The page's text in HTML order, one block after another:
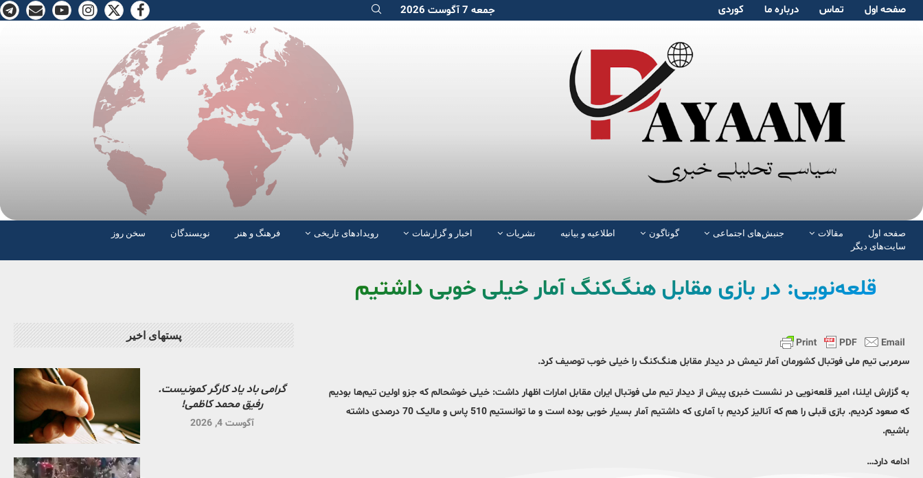
صفحە اول تماس دربارە ما کوردی جمعه 7 آگوست 2026
صفحە اول مقالات جنبش‌های اجتماعی گوناگون اطلاعیه و بیانیه نشریات اخبار و گزارشات رویدادهای تاریخی فرهنگ و هنر نویسندگان
سخن روز
سایت‌های دیگر
قلعه‌نویی: در بازی مقابل هنگ‌کنگ آمار خیلی خوبی داشتیم
سرمربی تیم ملی فوتبال کشورمان آمار تیمش در دیدار مقابل هنگ‌‌کنگ را خیلی خوب توصیف کرد.
به گزارش ایلنا، امیر قلعه‌نویی در نشست خبری پیش از دیدار تیم ملی فوتبال ایران مقابل امارات اظهار داشت: خیلی خوشحالم که جزو اولین تیم‌ها بودیم
که صعود کردیم. بازی قبلی را هم که آنالیز کردیم با آماری که داشتیم آمار بسیار خوبی بوده است و ما توانستیم 510 پاس و مالیک 70 درصدی داشته
باشیم.
ادامه دارد…
پستهای اخیر
گرامی باد یاد کارگر کمونیست.
رفیق محمد کاظمی!
آگوست 4, 2026